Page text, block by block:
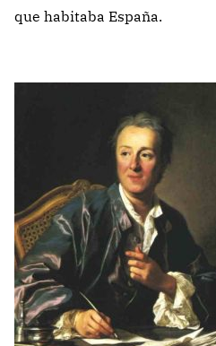
que habitaba España.